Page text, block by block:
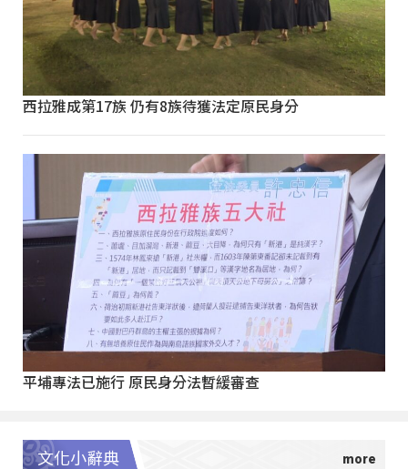
西拉雅成第17族 仍有8族待獲法定原民身分
平埔專法已施行 原民身分法暫緩審查
文化小辭典